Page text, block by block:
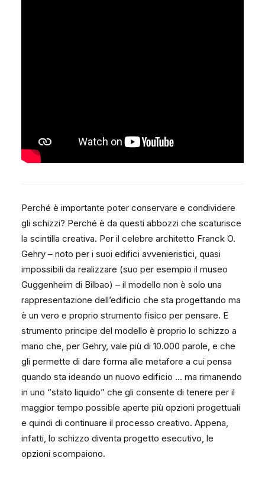
Perché è importante poter conservare e condividere
gli schizzi? Perché è da questi abbozzi che scaturisce
la scintilla creativa. Per il celebre architetto Franck O.
Gehry – noto per i suoi edifici avvenieristici, quasi
impossibili da realizzare (suo per esempio il museo
Guggenheim di Bilbao) – il modello non è solo una
rappresentazione dell’edificio che sta progettando ma
è un vero e proprio strumento fisico per pensare. E
strumento principe del modello è proprio lo schizzo a
mano che, per Gehry, vale più di 10.000 parole, e che
gli permette di dare forma alle metafore a cui pensa
quando sta ideando un nuovo edificio … ma rimanendo
in uno “stato liquido” che gli consente di tenere per il
maggior tempo possible aperte più opzioni progettuali
e quindi di continuare il processo creativo. Appena,
infatti, lo schizzo diventa progetto esecutivo, le
opzioni scompaiono.